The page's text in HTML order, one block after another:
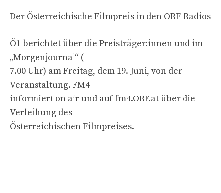
Der Österreichische Filmpreis in den ORF-Radios
Ö1 berichtet über die Preisträger:innen und im
„Morgenjournal“ (
7.00 Uhr) am Freitag, dem 19. Juni, von der
Veranstaltung. FM4
informiert on air und auf fm4.ORF.at über die
Verleihung des
Österreichischen Filmpreises.